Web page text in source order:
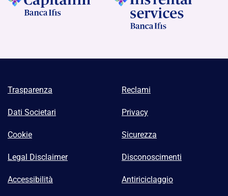
Trasparenza Reclami
Dati Societari Privacy
Cookie Sicurezza
Legal Disclaimer Disconoscimenti
Accessibilità Antiriciclaggio